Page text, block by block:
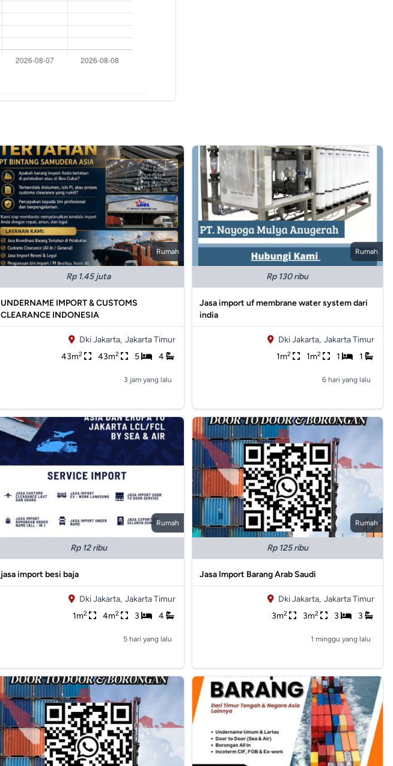
Rumah
Rp 1.45 juta
UNDERNAME IMPORT & CUSTOMS
CLEARANCE INDONESIA
Dki Jakarta, Jakarta Timur
43m2 43m2 5 4
3 jam yang lalu
Rumah
Rp 130 ribu
Jasa import uf membrane water system dari
india
Dki Jakarta, Jakarta Timur
1m2 1m2 1 1
6 hari yang lalu
Rumah
Rp 12 ribu
jasa import besi baja
Dki Jakarta, Jakarta Timur
1m2 4m2 3 4
5 hari yang lalu
Rumah
Rp 125 ribu
Jasa Import Barang Arab Saudi
Dki Jakarta, Jakarta Timur
3m2 3m2 3 3
1 minggu yang lalu